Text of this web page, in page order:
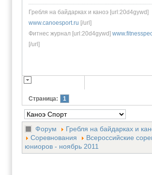
Гребля на байдарках и каноэ [url:20d4gywd]
www.canoesport.ru [/url]
Фитнес журнал [url:20d4gywd]
[/url]
Страница: 1
Форум
Гребля на байдарках и
Соревнования
Всероссийские
юниоров - ноябрь 2011